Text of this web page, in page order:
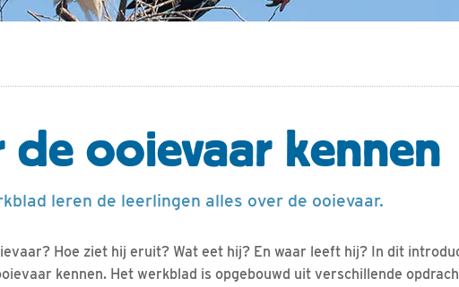
de ooievaar kennen
leren de leerlingen alles over de ooievaar.
Hoe ziet hij eruit? Wat eet hij? En waar leeft hij? In dit
kennen. Het werkblad is opgebouwd uit verschillende